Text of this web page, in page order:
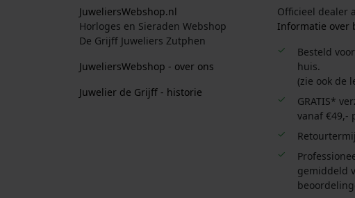
JuweliersWebshop.nl
Horloges en Sieraden Webshop
De Grijff Juweliers Zutphen
JuweliersWebshop - over ons
Juwelier de Grijff - historie
Officieel dealer
Informatie over
Besteld
huis.
(zie ook de
GRATIS*
vanaf €49,-
gemiddeld